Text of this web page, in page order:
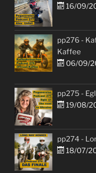
16/09/
pp276 -
Kaffee
06/09/
pp275 -
19/08/
pp274 -
18/07/